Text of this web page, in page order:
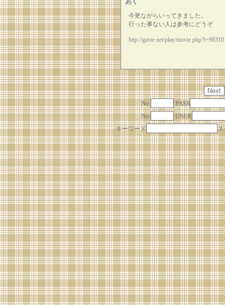
今更ながらいってきました。
行った事ない人は参考にどうぞ
http://gavie.net/play/movie.php?t=98310
No.
PASS
No.
USER
キーワード ス